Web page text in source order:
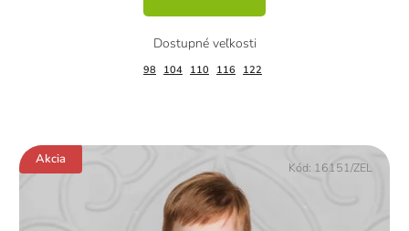
98 104 110 116 122
Akcia
Kód: 16151/ZEL